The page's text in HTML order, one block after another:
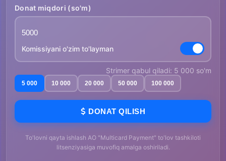
Donat miqdori (so'm)
Komissiyani o'zim to'layman
Strimer qabul qiladi: 5 000 so'm
5 000 10 000 20 000 50 000 100 000
DONAT QILISH
To'lovni qayta ishlash AO "Multicard Payment" to'lov tashkiloti
litsenziyasiga muvofiq amalga oshiriladi.